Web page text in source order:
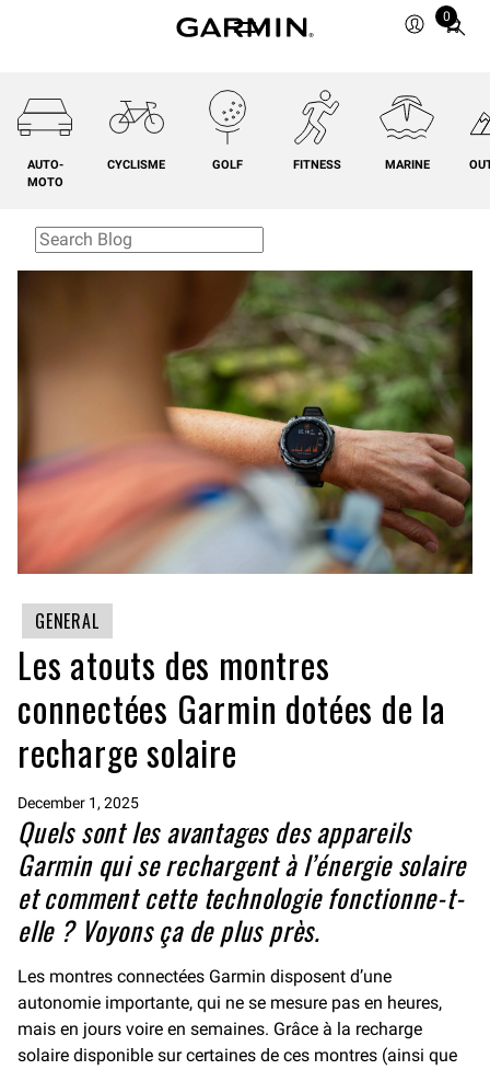
0
Total
AUTO-
MOTO
CYCLISME GOLF FITNESS MARINE
GENERAL
Les atouts des montres
connectées Garmin dotées de la
recharge solaire
December 1, 2025
Quels sont les avantages des appareils
Garmin qui se rechargent à l’énergie solaire
et comment cette technologie fonctionne-t-
elle ? Voyons ça de plus près.
Les montres connectées Garmin disposent d’une
autonomie importante, qui ne se mesure pas en heures,
mais en jours voire en semaines. Grâce à la recharge
solaire disponible sur certaines de ces montres (ainsi que